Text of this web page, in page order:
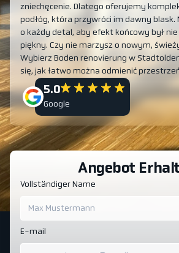
zniechęcenie. Dlatego oferujemy
podłóg, która przywróci im dawny blask.
o każdy detal, aby efekt końcowy był
piękny. Czy nie marzysz o nowym,
Wybierz Boden renovierung w
się, jak łatwo można odmienić
5.0
Google
Angebot
Vollständiger Name
E-mail